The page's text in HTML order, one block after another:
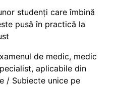
studenți care îmbină
pusă în practică la
de medic, medic
aplicabile din
/ Subiecte unice pe